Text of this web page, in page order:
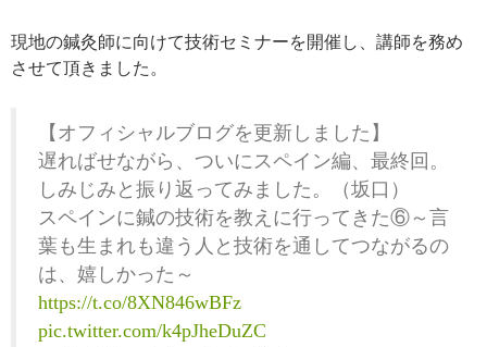
現地の鍼灸師に向けて技術セミナーを開催し、講師を務め
させて頂きました。
【オフィシャルブログを更新しました】
遅ればせながら、ついにスペイン編、最終回。
しみじみと振り返ってみました。（坂口）
スペインに鍼の技術を教えに行ってきた⑥～言
葉も生まれも違う人と技術を通してつながるの
は、嬉しかった～
https://t.co/8XN846wBFz
pic.twitter.com/k4pJheDuZC